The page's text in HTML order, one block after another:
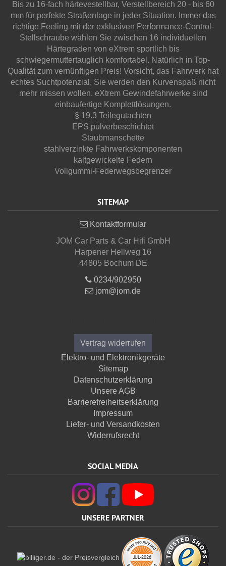
Bis zu 16-fach härtevestellbar, Verstellbereich 20 - bis 60
mm für perfekte Straßenlage in jeder Situation. Immer das
richtige Feeling mit der exklusiven Performance-Control-
Stellschraube wählen Sie zwischen 16 individuellen
Härtegraden von eXtrem sportlich bis
schwiegermuttertauglich komfortabel. Natürlich in Top-
Qualität zum vernünftigen Preis! Vorsicht, das Fahrwerk hat
echtes Suchtpotenzial, Sie werden den Kurvenspaß nicht
mehr missen wollen. eXtrem Gewindefahrwerke sind
einbaufertige Komplettlösungen.
§ 19.3 Teilegutachten
EPS pulverbeschichtet
Staubmanschette
stahlverzinkte Fahrwerkskomponenten
kaltgewickelte Federn
Vollgummi-Federwegsbegrenzer
SITEMAP
Kontaktformular
JOM Car Parts & Car Hifi GmbH
Harpener Hellweg 16
44805 Bochum DE
0234/902950
jom@jom.de
Vertrag widerrufen
Elektro- und Elektronikgeräte
Sitemap
Datenschutzerklärung
Unsere AGB
Barrierefreiheitserklärung
Impressum
Liefer- und Versandkosten
Widerrufsrecht
SOCIAL MEDIA
UNSERE PARTNER